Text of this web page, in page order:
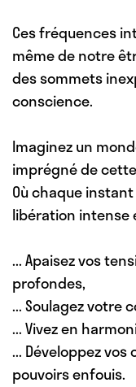
Ces fréquences
même de notre
des sommets
conscience.
Imaginez un
imprégné de
Où chaque
libération
... Apaisezvos
profondes,
... Soulagezvotre
... Vivezen
... Développezvos
pouvoirs enfouis.